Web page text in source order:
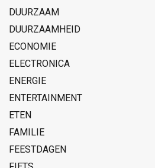
DUURZAAM
DUURZAAMHEID
ECONOMIE
ELECTRONICA
ENERGIE
ENTERTAINMENT
ETEN
FAMILIE
FEESTDAGEN